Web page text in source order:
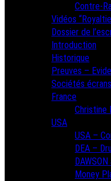
Contre-
Vidéos
Dossier de
Introduction
Historique
Preuves –
Sociétés écrans
France
Christine
USA
USA –
DEA –
Money